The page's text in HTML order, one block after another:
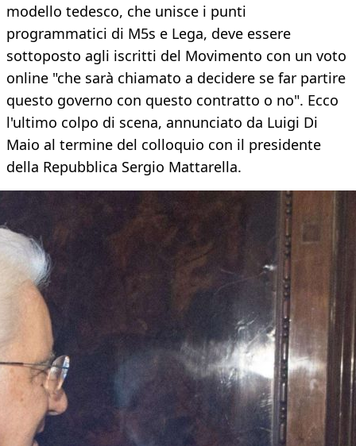
modello tedesco, che unisce i punti
programmatici di M5s e Lega, deve essere
sottoposto agli iscritti del Movimento con un voto
online "che sarà chiamato a decidere se far partire
questo governo con questo contratto o no". Ecco
l'ultimo colpo di scena, annunciato da Luigi Di
Maio al termine del colloquio con il presidente
della Repubblica Sergio Mattarella.